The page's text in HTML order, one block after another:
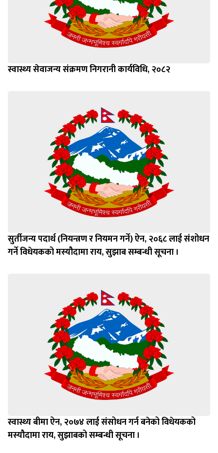
स्वास्थ्य सेवाजन्य संक्रमण निगरानी कार्यविधि, २०८२
सुर्तीजन्य पदार्थ (नियन्त्रण र नियमन गर्ने) ऐन, २०६८ लाई संशोधन
गर्ने विधेयकको मस्यौदामा राय, सुझाब सम्बन्धी सूचना ।
स्वास्थ्य बीमा ऐन, २०७४ लाई संसोधन गर्न बनेको विधेयकको
मस्यौदामा राय, सुझाबको सम्बन्धी सूचना ।